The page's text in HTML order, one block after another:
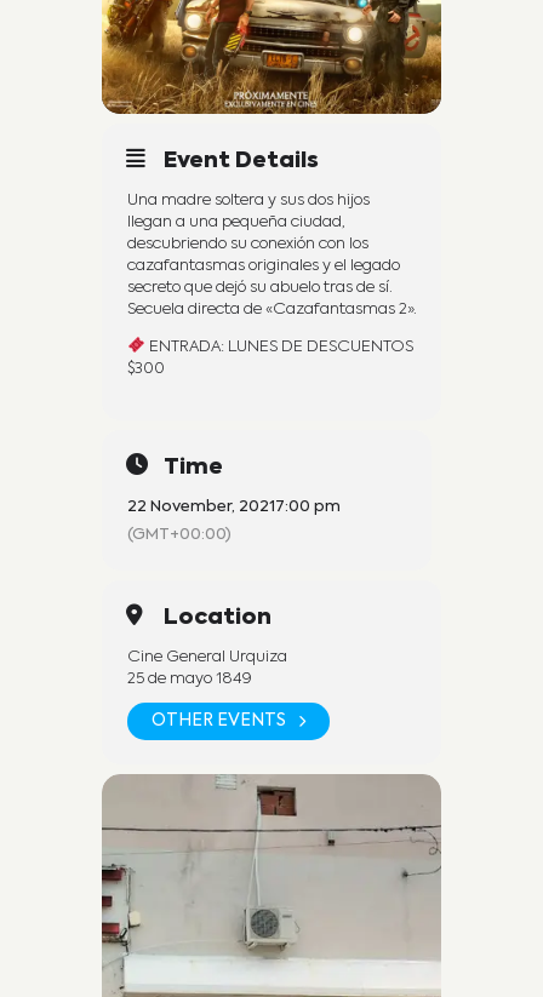
Event Details
Una madre soltera y sus dos hijos
llegan a una pequeña ciudad,
descubriendo su conexión con los
cazafantasmas originales y el legado
secreto que dejó su abuelo tras de sí.
Secuela directa de «Cazafantasmas 2».
ENTRADA: LUNES DE DESCUENTOS
$300
Time
22 November, 2021 7:00 pm
(GMT+00:00)
Location
Cine General Urquiza
25 de mayo 1849
OTHER EVENTS